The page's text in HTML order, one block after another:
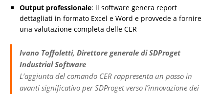
Output professionale: il software genera report
dettagliati in formato Excel e Word e provvede a fornire
una valutazione completa delle CER
Ivano Toffoletti, Direttore generale di SDProget
Industrial Software
L’aggiunta del comando CER rappresenta un passo in
avanti significativo per SDProget verso l’innovazione dei